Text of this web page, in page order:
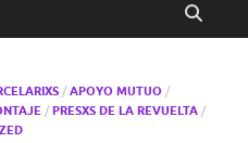
/ APOYO MUTUO /
/ PRESXS DE LA REVUELTA /